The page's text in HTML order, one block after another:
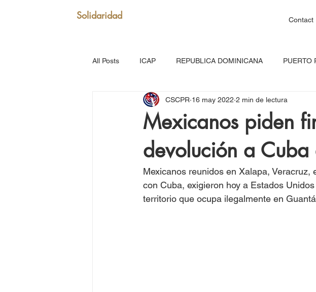
Solidaridad Contact
All Posts ICAP REPUBLICA DOMINICANA PUERTO
SAN VICENTE Y GRANADINAS HAITÍ SANTA LUCÍA
VENEZUELA RED CONTINENTAL
Puerto Rico: Somos Caribe Brigadas FESTIVAL
Mexicanos piden
devolución a
CSCPR 16 may 2022 2 min de lectura
Mexicanos reunidos en Xalapa,
con Cuba, exigieron hoy a Estados
territorio que ocupa ilegalmente en